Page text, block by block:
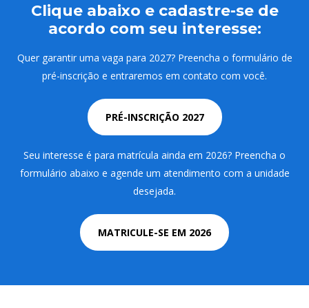
Clique abaixo e cadastre-se de
acordo com seu interesse:
Quer garantir uma vaga para 2027? Preencha o formulário de
pré-inscrição e entraremos em contato com você.
PRÉ-INSCRIÇÃO 2027
Seu interesse é para matrícula ainda em 2026? Preencha o
formulário abaixo e agende um atendimento com a unidade
desejada.
MATRICULE-SE EM 2026